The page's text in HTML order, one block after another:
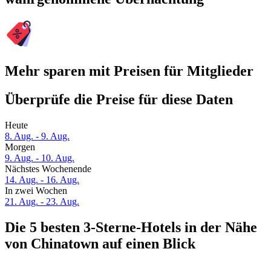
Mehr sparen mit Preisen für Mitglieder
Überprüfe die Preise für diese Daten
Heute
8. Aug. - 9. Aug.
Morgen
9. Aug. - 10. Aug.
Nächstes Wochenende
14. Aug. - 16. Aug.
In zwei Wochen
21. Aug. - 23. Aug.
Die 5 besten 3-Sterne-Hotels in der Nähe
von Chinatown auf einen Blick